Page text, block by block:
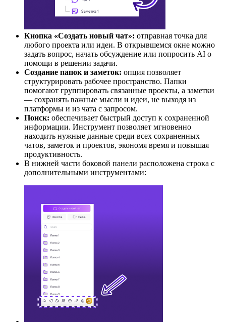
Кнопка «Создать новый чат»: отправная точка для
любого проекта или идеи. В открывшемся окне можно
задать вопрос, начать обсуждение или попросить AI о
помощи в решении задачи.
Создание папок и заметок: опция позволяет
структурировать рабочее пространство. Папки
помогают группировать связанные проекты, а заметки
— сохранять важные мысли и идеи, не выходя из
платформы и из чата с запросом.
Поиск: обеспечивает быстрый доступ к сохраненной
информации. Инструмент позволяет мгновенно
находить нужные данные среди всех сохраненных
чатов, заметок и проектов, экономя время и повышая
продуктивность.
В нижней части боковой панели расположена строка с
дополнительными инструментами: